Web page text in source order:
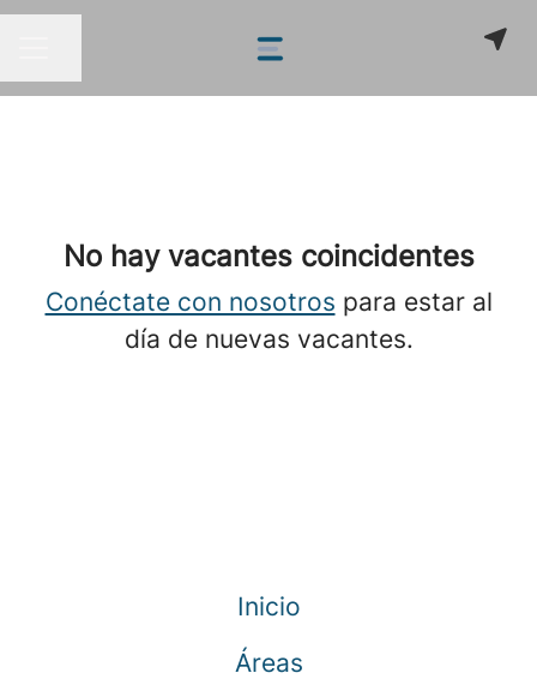
No hay vacantes coincidentes
Conéctate con nosotros para estar al
día de nuevas vacantes.
Inicio
Áreas